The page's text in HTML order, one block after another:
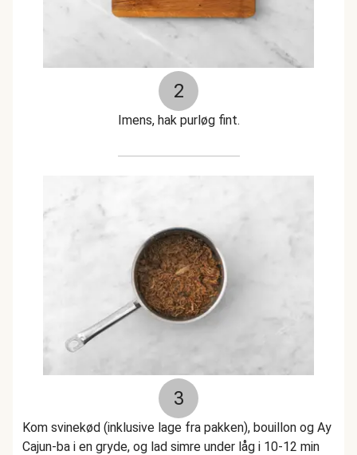
2
Imens, hak purløg fint.
3
Kom svinekød (inklusive lage fra pakken), bouillon og Ay
Cajun-ba i en gryde, og lad simre under låg i 10-12 min